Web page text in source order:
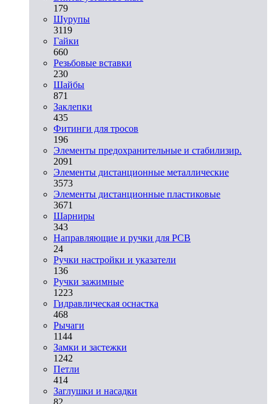
179
Шурупы
3119
Гайки
660
Резьбовые вставки
230
Шайбы
871
Заклепки
435
Фитинги для тросов
196
Элементы предохранительные и стабилизир.
2091
Элементы дистанционные металлические
3573
Элементы дистанционные пластиковые
3671
Шарниры
343
Направляющие и ручки для PCB
24
Ручки настройки и указатели
136
Ручки зажимные
1223
Гидравлическая оснастка
468
Рычаги
1144
Замки и застежки
1242
Петли
414
Заглушки и насадки
82